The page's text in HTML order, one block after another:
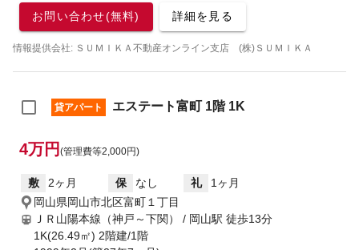
お問い合わせ(無料) 詳細を見る
情報提供会社: ＳＵＭＩＫＡ不動産オンライン支店 (株)ＳＵＭＩＫＡ
貸アパート エステート富町 1階 1K
4万円 (管理費等2,000円)
敷 2ヶ月 保 なし 礼
1ヶ月
岡山県岡山市北区富町１丁目
ＪＲ山陽本線（神戸～下関） / 岡山駅 徒歩13分
1K(26.49㎡) 2階建/1階